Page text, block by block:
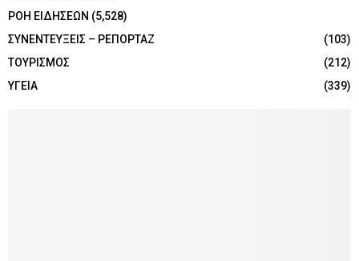
ΡΟΗ ΕΙΔΗΣΕΩΝ (5,528)
ΣΥΝΕΝΤΕΥΞΕΙΣ – ΡΕΠΟΡΤΑΖ
(103)
ΤΟΥΡΙΣΜΟΣ
(212)
ΥΓΕΙΑ
(339)